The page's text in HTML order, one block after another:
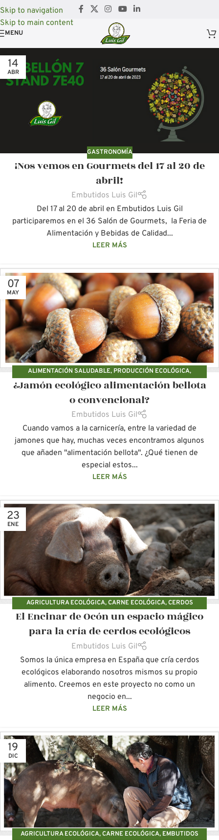
Skip to navigation
Skip to main content
MENU
14
ABR
GASTRONOMÍA
¡Nos vemos en Gourmets del 17 al 20 de
abril!
Embutidos Luis Gil
Del 17 al 20 de abril en Embutidos Luis Gil
participaremos en el 36 Salón de Gourmets, la Feria de
Alimentación y Bebidas de Calidad...
LEER MÁS
07
MAY
ALIMENTACIÓN SALUDABLE, PRODUCCIÓN ECOLÓGICA,
PRODUCCIÓN SOSTENIBLE,PRODUCTOS ECOLÓGICOS
¿Jamón ecológico alimentación bellota
o convencional?
Embutidos Luis Gil
Cuando vamos a la carnicería, entre la variedad de
jamones que hay, muchas veces encontramos algunos
que añaden "alimentación bellota". ¿Qué tienen de
especial estos...
LEER MÁS
23
ENE
AGRICULTURA ECOLÓGICA,CARNE ECOLÓGICA,CERDOS
ECOLÓGICOS,LUIS GIL
El Encinar de Ocón un espacio mágico
para la cría de cerdos ecológicos
Embutidos Luis Gil
Somos la única empresa en España que cría cerdos
ecológicos elaborando nosotros mismos su propio
alimento. Creemos en este proyecto no como un
negocio en...
LEER MÁS
19
DIC
AGRICULTURA ECOLÓGICA,CARNE ECOLÓGICA, EMBUTIDOS